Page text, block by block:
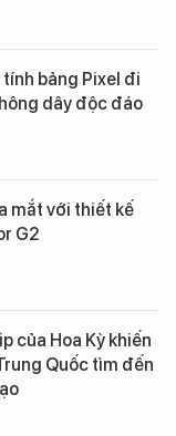
bảng Pixel đi
dây độc đáo
mắt với thiết kế
G2
của Hoa Kỳ khiến
Quốc tìm đến